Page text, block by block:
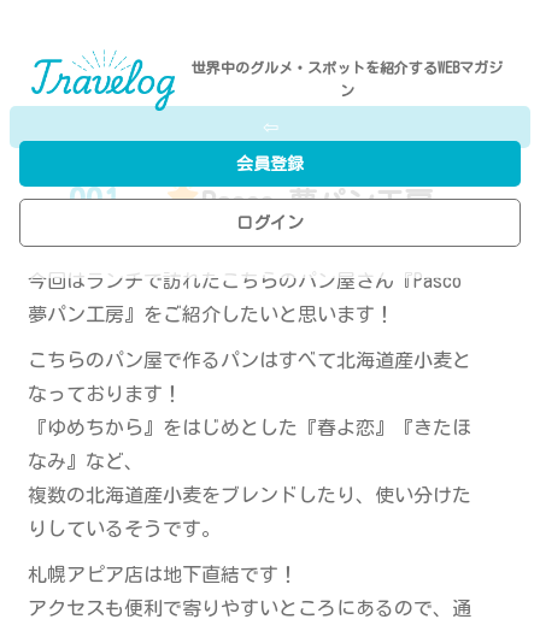
世界中のグルメ・スポットを紹介するWEBマガジ
ン
会員登録
ログイン
⇦
001- Pasco 夢パン工房
今回はランチで訪れたこちらのパン屋さん『Pasco
夢パン工房』をご紹介したいと思います！
こちらのパン屋で作るパンはすべて北海道産小麦と
なっております！
『ゆめちから』をはじめとした『春よ恋』『きたほ
なみ』など、
複数の北海道産小麦をブレンドしたり、使い分けた
りしているそうです。
札幌アピア店は地下直結です！
アクセスも便利で寄りやすいところにあるので、通